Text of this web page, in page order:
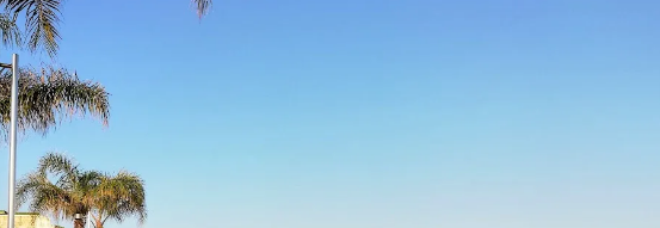
[ 17 Dicembre 2025 ]
Organizzare un viaggio in Sicilia con i bambini (senza stress)
UTILI
[ 14 Settembre 2025 ]
PARCHI NATURALI E AREE PICNIC
[ 2 Aprile 2025 ] Escursioni in Sicilia con bambini: itinerari imperdibili (+ consigli utili)- Parte 1
VIAGGI IN SICILIA